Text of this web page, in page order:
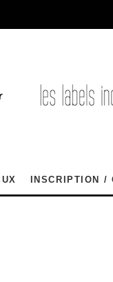
INSCRIPTION /